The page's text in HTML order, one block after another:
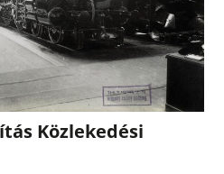
Közlekedési